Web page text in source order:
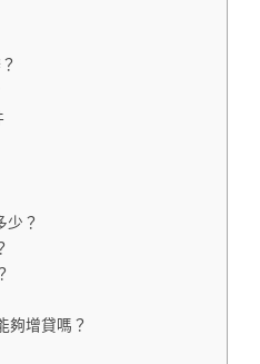
少？
夠增貸嗎？